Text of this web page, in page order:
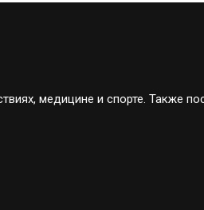
медицине и спорте. Также